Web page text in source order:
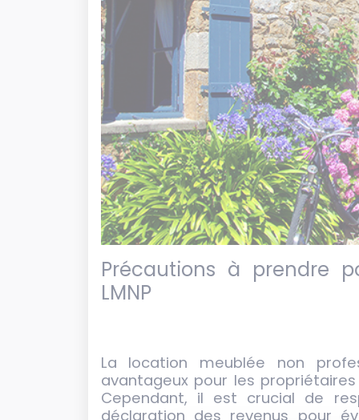
Précautions à prendre
LMNP
La location meublée non
avantageux pour les
Cependant, il est crucial de
déclaration des revenus pour